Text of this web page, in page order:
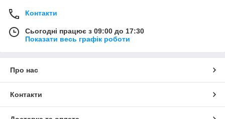
Контакти
Сьогодні працює з 09:00 до 17:30
Показати весь графік роботи
Про нас
Контакти